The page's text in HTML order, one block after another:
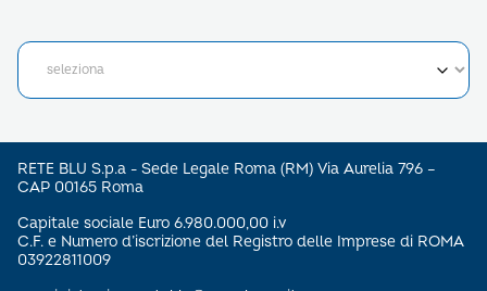
RETE BLU S.p.a - Sede Legale Roma (RM) Via Aurelia 796 –
CAP 00165 Roma
Capitale sociale Euro 6.980.000,00 i.v
C.F. e Numero d’iscrizione del Registro delle Imprese di ROMA
03922811009